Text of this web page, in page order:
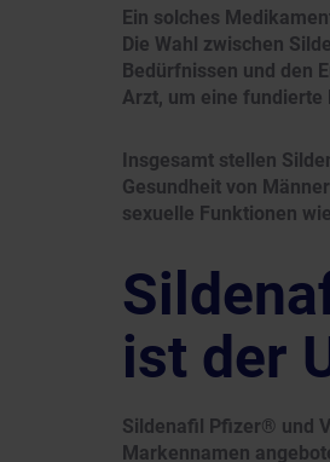
Ein solches
Die Wahl zwischen
Bedürfnissen und den
Arzt, um eine fundierte
Insgesamt stellen
Gesundheit von
sexuelle Funktionen
ist der
Sildenafil Pfizer® und
Markennamen